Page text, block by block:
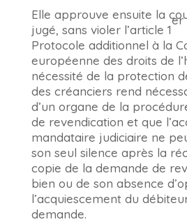
Elle approuve ensuite la
jugé, sans violer l’article 1
er
Protocole additionnel à la
européenne des droits de
nécessité de la protection
des créanciers rend
d’un organe de la
de revendication et que
mandataire judiciaire ne
son seul silence après la
copie de la demande de
bien ou de son absence
l’acquiescement du
demande.